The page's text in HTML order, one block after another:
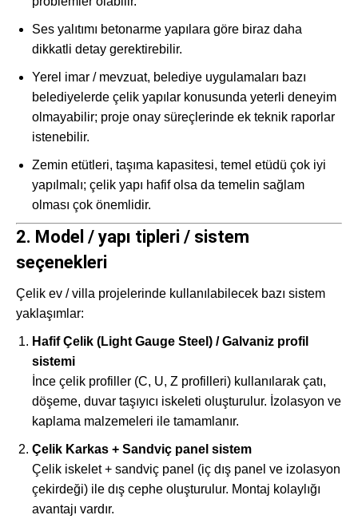
Ses yalıtımı betonarme yapılara göre biraz daha
dikkatli detay gerektirebilir.
Yerel imar / mevzuat, belediye uygulamaları bazı
belediyelerde çelik yapılar konusunda yeterli deneyim
olmayabilir; proje onay süreçlerinde ek teknik raporlar
istenebilir.
Zemin etütleri, taşıma kapasitesi, temel etüdü çok iyi
yapılmalı; çelik yapı hafif olsa da temelin sağlam
olması çok önemlidir.
2. Model / yapı tipleri / sistem
seçenekleri
Çelik ev / villa projelerinde kullanılabilecek bazı sistem
yaklaşımlar:
Hafif Çelik (Light Gauge Steel) / Galvaniz profil
sistemi
İnce çelik profiller (C, U, Z profilleri) kullanılarak çatı,
döşeme, duvar taşıyıcı iskeleti oluşturulur. İzolasyon ve
kaplama malzemeleri ile tamamlanır.
Çelik Karkas + Sandviç panel sistem
Çelik iskelet + sandviç panel (iç dış panel ve izolasyon
çekirdeği) ile dış cephe oluşturulur. Montaj kolaylığı
avantajı vardır.